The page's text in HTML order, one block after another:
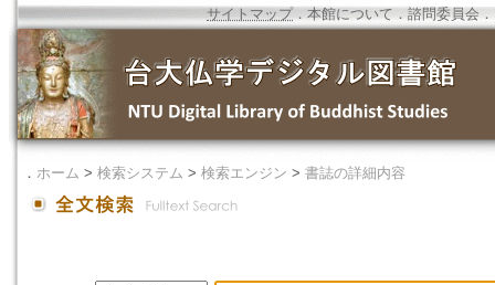
サイトマップ．本館について ． 諮問委員会 ．
． ホーム > 検索システム > 検索エンジン > 書誌の詳細内容